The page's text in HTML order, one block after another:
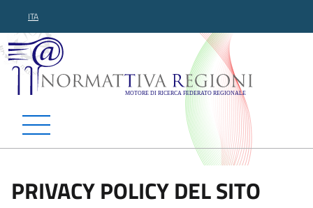
ITA
Normattiva Regioni -
PRIVACY POLICY DEL SITO